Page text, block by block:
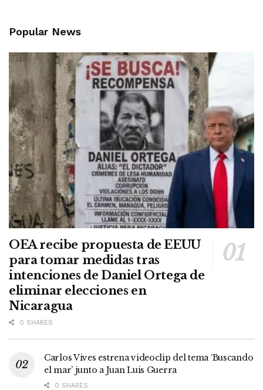
Popular News
OEA recibe propuesta de EEUU
para tomar medidas tras
intenciones de Daniel Ortega de
eliminar elecciones en
Nicaragua
0 SHARES
Carlos Vives estrena videoclip del tema ‘Buscando
el mar’ junto a Juan Luis Guerra
0 SHARES